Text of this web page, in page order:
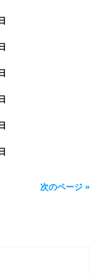
次のページ »